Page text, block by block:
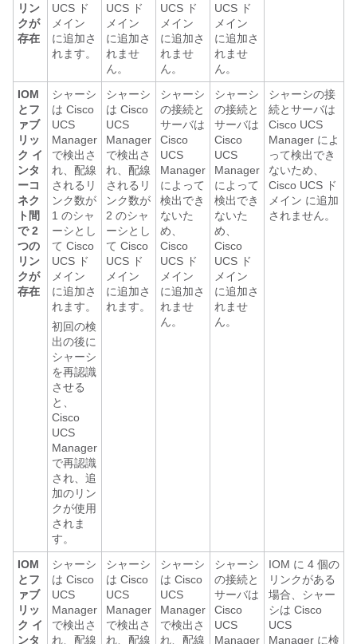
リン
クが
存在
UCS ド
メイン
に追加さ
れます。
UCS ド
メイン
に追加さ
れませ
ん。
UCS ド
メイン
に追加さ
れませ
ん。
UCS ド
メイン
に追加さ
れませ
ん。
IOM
とフ
ァブ
リッ
ク イ
ンタ
ーコ
ネク
ト間
で 2
つの
リン
クが
存在
シャーシ
は Cisco
UCS
Manager
で検出さ
れ、配線
されるリ
ンク数が
1 のシャ
ーシとし
て Cisco
UCS ド
メイン
に追加さ
れます。
初回の検
出の後に
シャーシ
を再認識
させる
と、
Cisco
UCS
Manager
で再認識
され、追
加のリン
クが使用
されま
す。
シャーシ
は Cisco
UCS
Manager
で検出さ
れ、配線
されるリ
ンク数が
2 のシャ
ーシとし
て Cisco
UCS ド
メイン
に追加さ
れます。
シャーシ
の接続と
サーバは
Cisco
UCS
Manager
によって
検出でき
ないた
め、
Cisco
UCS ド
メイン
に追加さ
れませ
ん。
シャーシ
の接続と
サーバは
Cisco
UCS
Manager
によって
検出でき
ないた
め、
Cisco
UCS ド
メイン
に追加さ
れませ
ん。
シャーシの接
続とサーバは
Cisco UCS
Manager によ
って検出でき
ないため、
Cisco UCS ド
メイン に追加
されません。
IOM
とフ
ァブ
リッ
ク イ
ンタ
シャーシ
は Cisco
UCS
Manager
で検出さ
れ、配線
シャーシ
は Cisco
UCS
Manager
で検出さ
れ、配線
シャーシ
は Cisco
UCS
Manager
で検出さ
れ、配線
シャーシ
の接続と
サーバは
Cisco
UCS
Manager
IOM に 4 個の
リンクがある
場合、シャー
シは Cisco
UCS
Manager に検